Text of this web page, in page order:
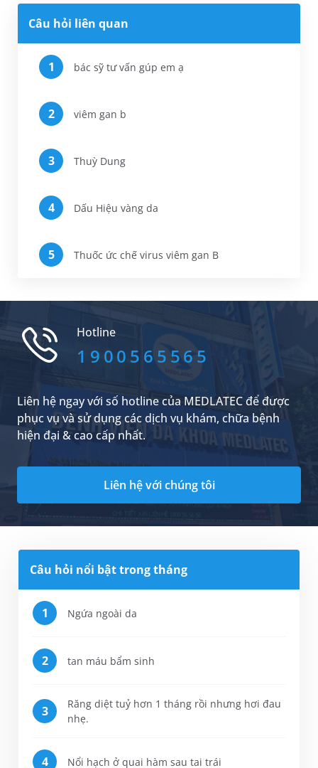
Câu hỏi liên quan
bác sỹ tư vấn gúp em ạ
viêm gan b
Thuỳ Dung
Dấu Hiệu vàng da
Thuốc ức chế virus viêm gan B
Hotline
1900565565
Liên hệ ngay với số hotline của MEDLATEC để được
phục vụ và sử dụng các dịch vụ khám, chữa bệnh
hiện đại & cao cấp nhất.
Liên hệ với chúng tôi
Câu hỏi nổi bật trong tháng
Ngứa ngoài da
tan máu bẩm sinh
Răng diệt tuỷ hơn 1 tháng rồi nhưng hơi đau
nhẹ.
Nổi hạch ở quai hàm sau tai trái